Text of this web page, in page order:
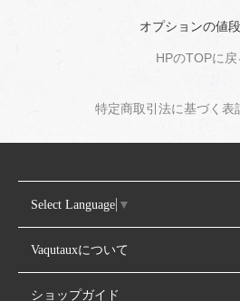
オプションの値
HPのTOPに戻
特定商取引法に基づく表
Select Language ▼
Vaqutauxについて
ショップガイド